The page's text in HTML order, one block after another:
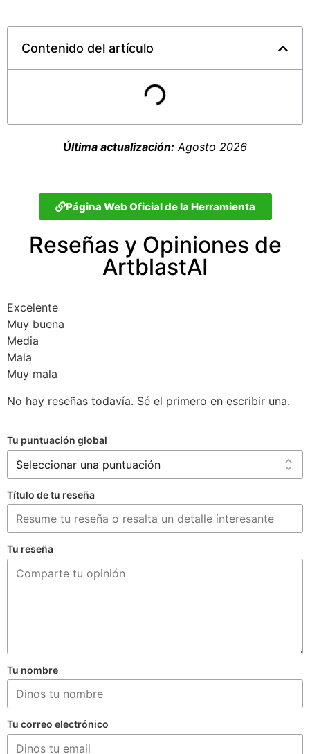
Contenido del artículo
Última actualización: Agosto 2026
Página Web Oficial de la Herramienta
Reseñas y Opiniones de
ArtblastAI
Excelente
Muy buena
Media
Mala
Muy mala
No hay reseñas todavía. Sé el primero en escribir una.
Tu puntuación global
Título de tu reseña
Tu reseña
Tu nombre
Tu correo electrónico